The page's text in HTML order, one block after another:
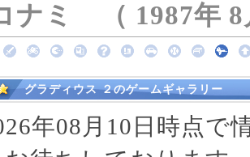
ナミ （ 1987年 8
グラディウス ２のゲームギャラリー
年08月10日時点で